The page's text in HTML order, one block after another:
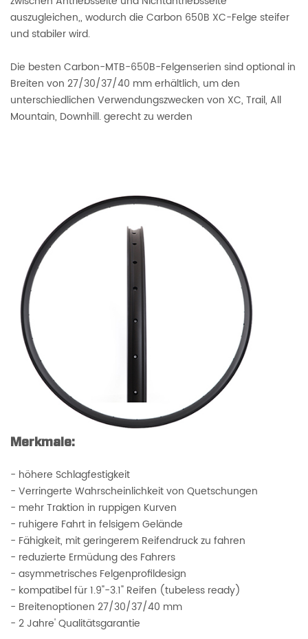
auszugleichen,, wodurch die Carbon 650B XC-Felge steifer
und stabiler wird.
Die besten Carbon-MTB-650B-Felgenserien sind optional in
Breiten von 27/30/37/40 mm erhältlich, um den
unterschiedlichen Verwendungszwecken von XC, Trail, All
Mountain, Downhill. gerecht zu werden
Merkmale:
- höhere Schlagfestigkeit
- Verringerte Wahrscheinlichkeit von Quetschungen
- mehr Traktion in ruppigen Kurven
- ruhigere Fahrt in felsigem Gelände
- Fähigkeit, mit geringerem Reifendruck zu fahren
- reduzierte Ermüdung des Fahrers
- asymmetrisches Felgenprofildesign
- kompatibel für 1.9"-3.1" Reifen (tubeless ready)
- Breitenoptionen 27/30/37/40 mm
- 2 Jahre' Qualitätsgarantie